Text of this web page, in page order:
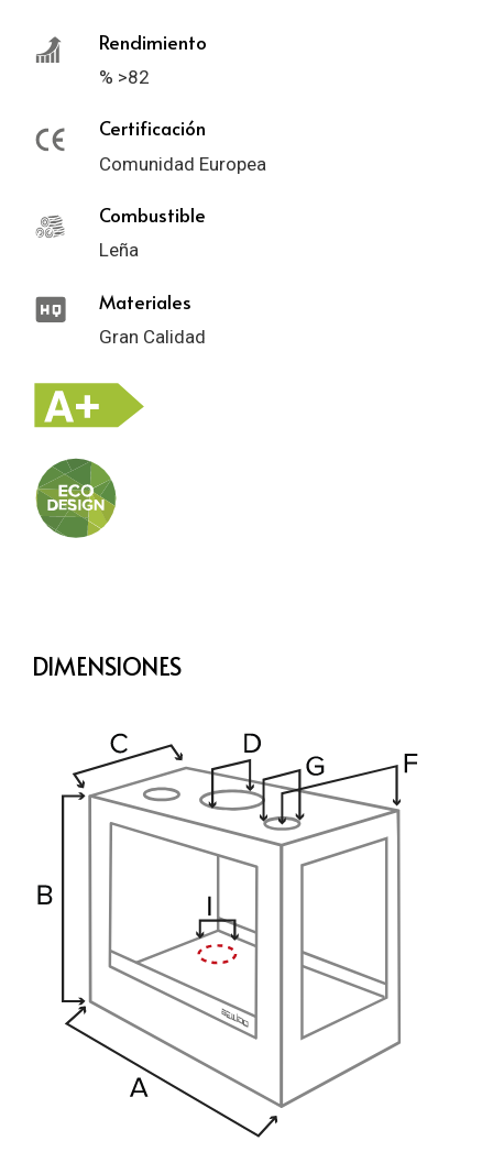
Rendimiento
% >82
Certificación
Comunidad Europea
Combustible
Leña
Materiales
Gran Calidad
DIMENSIONES